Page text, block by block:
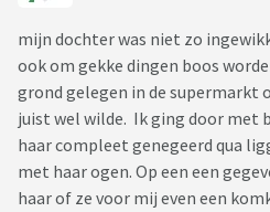
mijn dochter was niet zo
ook om gekke dingen boos
grond gelegen in de supermarkt
juist wel wilde. Ik ging door met
haar compleet genegeerd qua
met haar ogen. Op een een
haar of ze voor mij even een